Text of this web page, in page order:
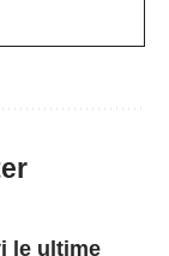
le ultime